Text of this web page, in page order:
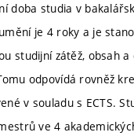
doba studia v
je 4 roky a je
studijní zátěž, obsah
odpovídá rovněž
v souladu s ECTS.
ve 4